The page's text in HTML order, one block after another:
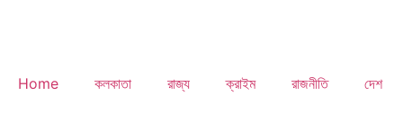
Home কলকাতা রাজ্য ক্রাইম রাজনীতি দেশ